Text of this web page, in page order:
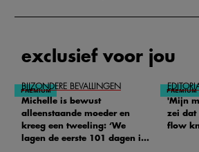
exclusief voor jou
BIJZONDERE BEVALLINGEN
Michelle is bewust
alleenstaande moeder en
kreeg een tweeling: ‘We
lagen de eerste 101 dagen in
'Mijn
zei dat
flow